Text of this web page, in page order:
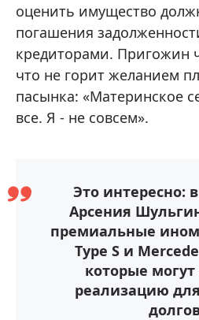
оценить имущество
погашения
кредиторами. Пригожин
что не горит желанием
пасынка: «Материнское
все. Я - не совсем».
Это интересно:
Арсения
премиальные
Type S и
которые
реализацию